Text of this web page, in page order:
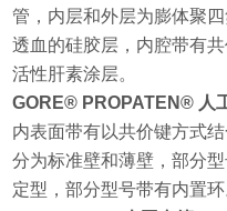
管，内层和外层为膨体聚
透血的硅胶层，内腔带有
活性肝素涂层。
GORE® PROPATEN® 人
内表面带有以共价键方式
分为标准壁和薄壁，部分
定型，部分型号带有内置环